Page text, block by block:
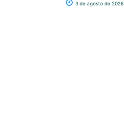
3 de agosto de 2026